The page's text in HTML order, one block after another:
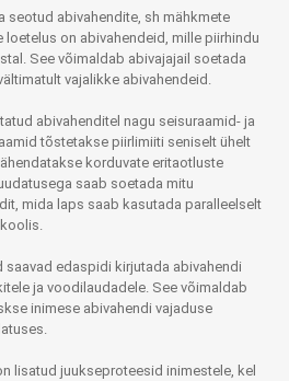
seotud abivahendite, sh mähkmete
loetelus on abivahendeid, mille piirhindu
See võimaldab abivajajail soetada
vajalikke abivahendeid.
abivahenditel nagu seisuraamid- ja
tõstetakse piirlimiiti seniselt ühelt
korduvate eritaotluste
saab soetada mitu
mida laps saab kasutada paralleelselt
saavad edaspidi kirjutada abivahendi
ja voodilaudadele. See võimaldab
inimese abivahendi vajaduse
lisatud juukseproteesid inimestele, kel